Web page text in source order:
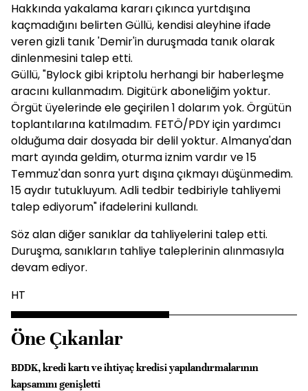
Hakkında yakalama kararı çıkınca yurtdışına
kaçmadığını belirten Güllü, kendisi aleyhine ifade
veren gizli tanık 'Demir'in duruşmada tanık olarak
dinlenmesini talep etti.
Güllü, "Bylock gibi kriptolu herhangi bir haberleşme
aracını kullanmadım. Digitürk aboneliğim yoktur.
Örgüt üyelerinde ele geçirilen 1 dolarım yok. Örgütün
toplantılarına katılmadım. FETÖ/PDY için yardımcı
olduğuma dair dosyada bir delil yoktur. Almanya'dan
mart ayında geldim, oturma iznim vardır ve 15
Temmuz'dan sonra yurt dışına çıkmayı düşünmedim.
15 aydır tutukluyum. Adli tedbir tedbiriyle tahliyemi
talep ediyorum" ifadelerini kullandı.
Söz alan diğer sanıklar da tahliyelerini talep etti.
Duruşma, sanıkların tahliye taleplerinin alınmasıyla
devam ediyor.
HT
Öne Çıkanlar
BDDK, kredi kartı ve ihtiyaç kredisi yapılandırmalarının
kapsamını genişletti